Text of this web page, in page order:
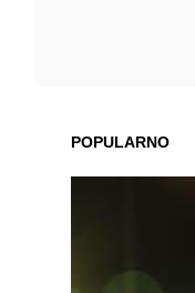
POPULARNO